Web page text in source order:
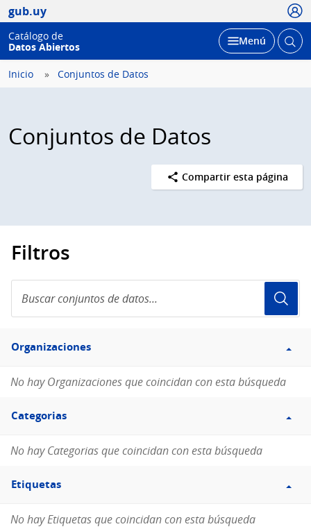
gub.uy
Catálogo de
Datos Abiertos
Desplegar
Menú Abrir
Inicio Conjuntos de Datos
Conjuntos de Datos
Compartir esta página
Filtros
conjuntos
de
Filtro
Organizaciones
Organizaciones
No hay Organizaciones que coincidan con esta búsqueda
Filtro
Categorias
Categorias
No hay Categorias que coincidan con esta búsqueda
Filtro
Etiquetas
Etiquetas
No hay Etiquetas que coincidan con esta búsqueda